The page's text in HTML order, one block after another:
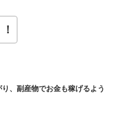
、副産物でお金も稼げるよう